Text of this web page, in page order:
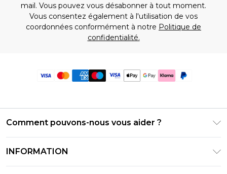
mail. Vous pouvez vous désabonner à tout moment.
Vous consentez également à l'utilisation de vos
coordonnées conformément à notre Politique de
confidentialité.
Comment pouvons-nous vous aider ?
INFORMATION